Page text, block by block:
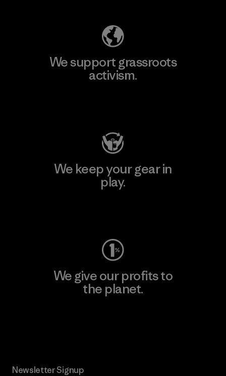
We support grassroots
activism.
We keep your gear in
play.
We give our profits to
the planet.
Newsletter Signup